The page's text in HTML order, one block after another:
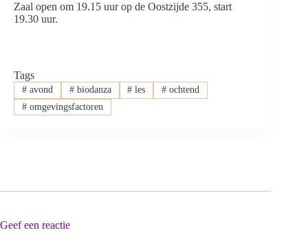
Zaal open om 19.15 uur op de Oostzijde 355, start
19.30 uur.
Tags
#avond #biodanza # les # ochtend
#omgevingsfactoren
Geef een reactie